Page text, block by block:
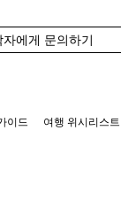
자에게 문의하기
이드 여행 위시리스트